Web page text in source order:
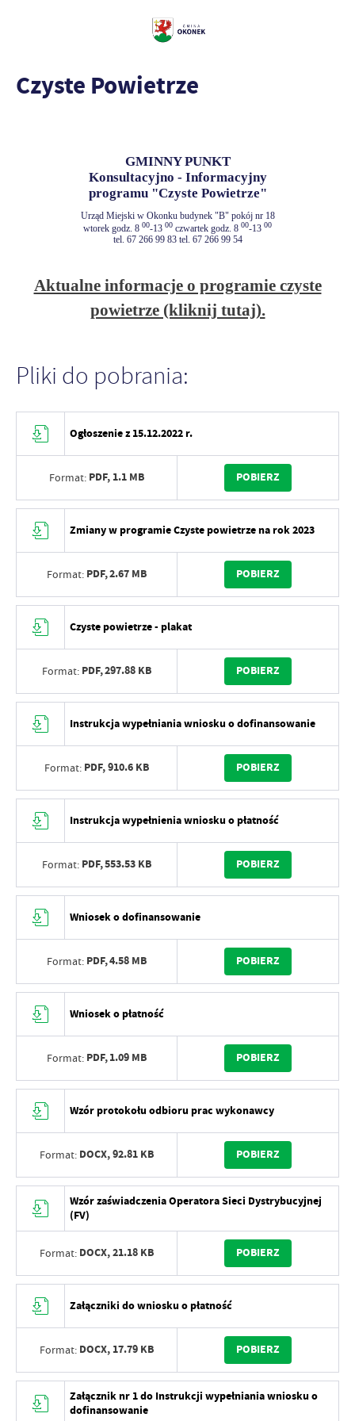
Czyste Powietrze
GMINNY PUNKT
Konsultacyjno - Informacyjny
programu "Czyste Powietrze"
Urząd Miejski w Okonku budynek "B" pokój nr 18
wtorek godz. 8 00-13 00 czwartek godz. 8 00-13 00
tel. 67 266 99 83 tel. 67 266 99 54
Aktualne informacje o programie czyste
powietrze (kliknij tutaj).
Pliki do pobrania:
Ogłoszenie z 15.12.2022 r.
Format: PDF, 1.1 MB POBIERZ
Zmiany w programie Czyste powietrze na rok 2023
Format: PDF,2.67 MB POBIERZ
Czyste powietrze - plakat
Format: PDF,297.88 KB POBIERZ
Instrukcja wypełniania wniosku o dofinansowanie
Format: PDF,910.6 KB POBIERZ
Instrukcja wypełnienia wniosku o płatność
Format: PDF,553.53 KB POBIERZ
Wniosek o dofinansowanie
Format: PDF,4.58 MB POBIERZ
Wniosek o płatność
Format: PDF,1.09 MB POBIERZ
Wzór protokołu odbioru prac wykonawcy
Format: DOCX,92.81 KB POBIERZ
Wzór zaświadczenia Operatora Sieci Dystrybucyjnej
(FV)
Format: DOCX,21.18 KB POBIERZ
Załączniki do wniosku o płatność
Format: DOCX, 17.79 KB POBIERZ
Załącznik nr 1 do Instrukcji wypełniania wniosku o
dofinansowanie